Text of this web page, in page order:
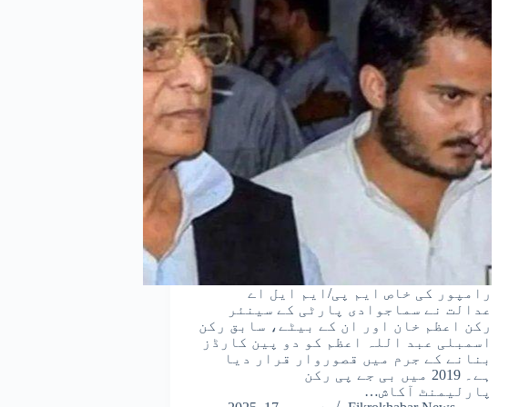
رامپور کی خاص ایم پی/ایم ایل اے
عدالت نے سماجوادی پارٹی کے سینئر
رکن اعظم خان اور ان کے بیٹے، سابق رکن
اسمبلی عبد اللہ اعظم کو دو پین کارڈز
بنانے کے جرم میں قصوروار قرار دیا
ہے۔ 2019 میں بی جے پی رکن
پارلیمنٹ آکاش…